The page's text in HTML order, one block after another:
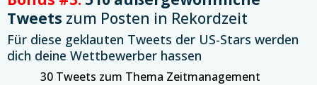
Tweets zum Posten in Rekordzeit
Für diese geklauten Tweets der US-Stars werden
dich deine Wettbewerber hassen
30 Tweets zum Thema Zeitmanagement